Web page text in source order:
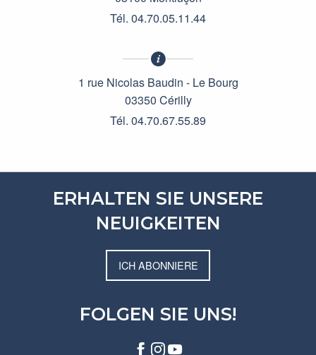
Tél. 04.70.05.11.44
1 rue Nicolas Baudin - Le Bourg
03350 Cérilly
Tél. 04.70.67.55.89
ERHALTEN SIE UNSERE
NEUIGKEITEN
ICH ABONNIERE
FOLGEN SIE UNS!